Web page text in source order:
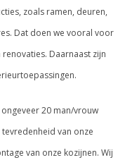
zoals ramen, deuren,
Dat doen we vooral voor
Daarnaast zijn
20 man/vrouw
van onze
van onze kozijnen. Wij